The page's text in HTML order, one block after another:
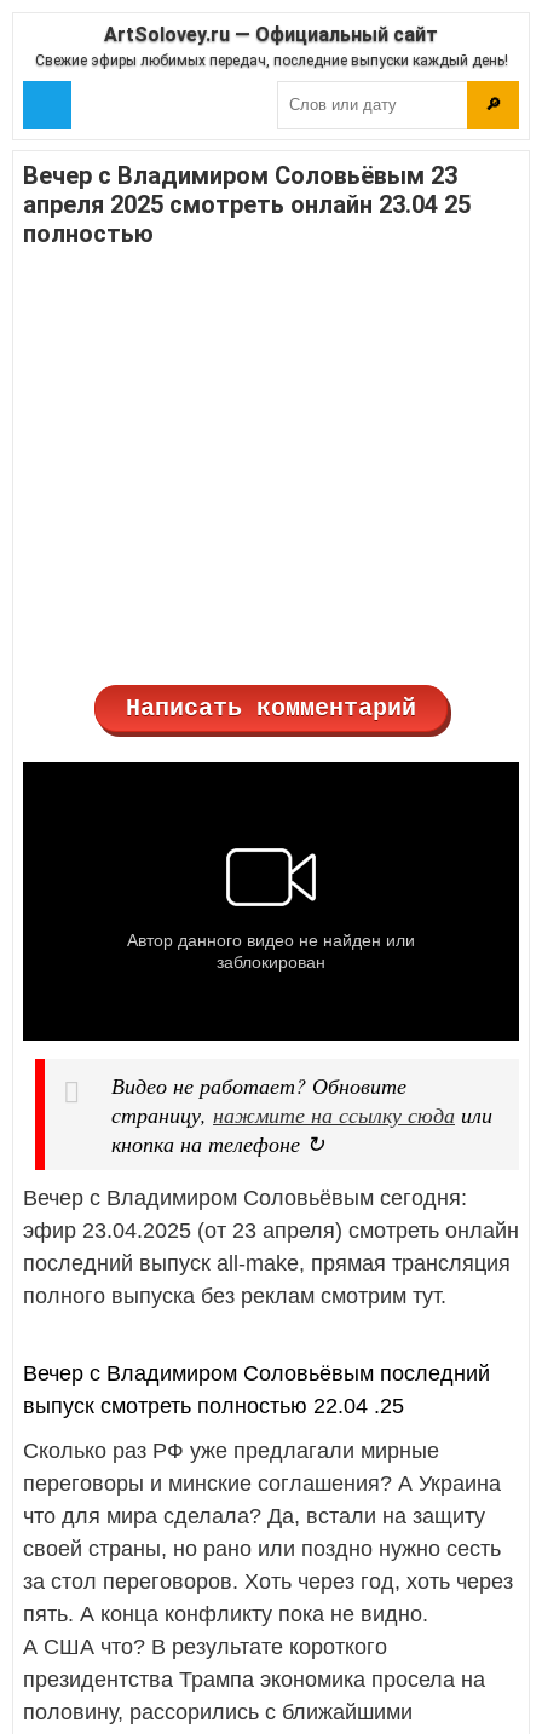
ArtSolovey.ru — Официальный сайт
Свежие эфиры любимых передач, последние выпуски каждый день!
🔎
Вечер с Владимиром Соловьёвым 23
апреля 2025 смотреть онлайн 23.04 25
полностью
Написать комментарий
Видео не работает? Обновите
страницу, нажмите на ссылку сюда или
кнопка на телефоне ↻
Вечер с Владимиром Соловьёвым сегодня:
эфир 23.04.2025 (от 23 апреля) смотреть онлайн
последний выпуск all-make, прямая трансляция
полного выпуска без реклам смотрим тут.
Вечер с Владимиром Соловьёвым последний
выпуск смотреть полностью 22.04 .25
Сколько раз РФ уже предлагали мирные
переговоры и минские соглашения? А Украина
что для мира сделала? Да, встали на защиту
своей страны, но рано или поздно нужно сесть
за стол переговоров. Хоть через год, хоть через
пять. А конца конфликту пока не видно.
А США что? В результате короткого
президентства Трампа экономика просела на
половину, рассорились с ближайшими